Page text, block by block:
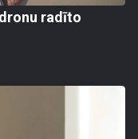
radīto